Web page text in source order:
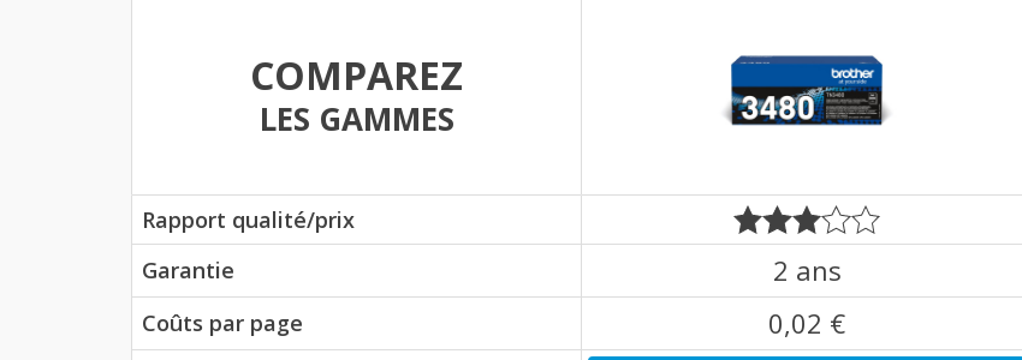
COMPAREZ
LES GAMMES
Rapport qualité/prix
Garantie
2 ans
Coûts par page 0,02 €